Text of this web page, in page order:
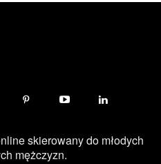
skierowany do młodych
mężczyzn.